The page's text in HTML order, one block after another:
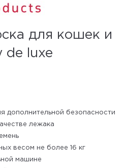
для кошек и
de luxe
дополнительной безопасности
лежака
весом не более 16 кг
машине